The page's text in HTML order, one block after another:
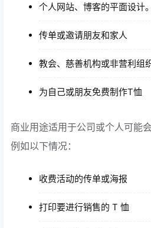
个人网站、博客的平面设计。
传单或邀请朋友和家人
教会、慈善机构或非营利组
为自己或朋友免费制作T恤
商业用途适用于公司或个人可能
例如以下情况：
收费活动的传单或海报
打印要进行销售的 T 恤